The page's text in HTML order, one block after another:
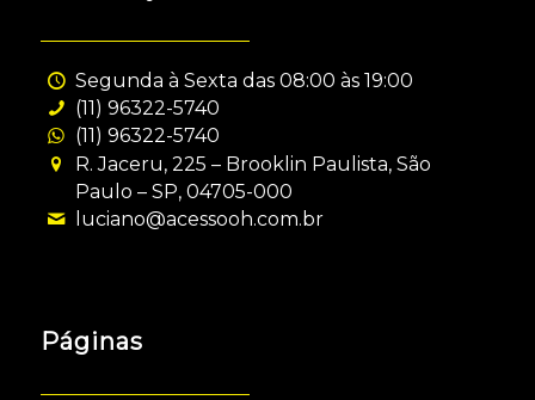
Segunda à Sexta das 08:00 às 19:00
(11) 96322-5740
(11) 96322-5740
R. Jaceru, 225 – Brooklin Paulista, São
Paulo – SP, 04705-000
luciano@acessooh.com.br
Páginas